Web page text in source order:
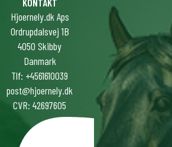
Hjoernely.dk Aps
Ordrupdalsvej 1B
4050 Skibby
Danmark
Tlf: +4561610039
post@hjoernely.dk
CVR: 42697605